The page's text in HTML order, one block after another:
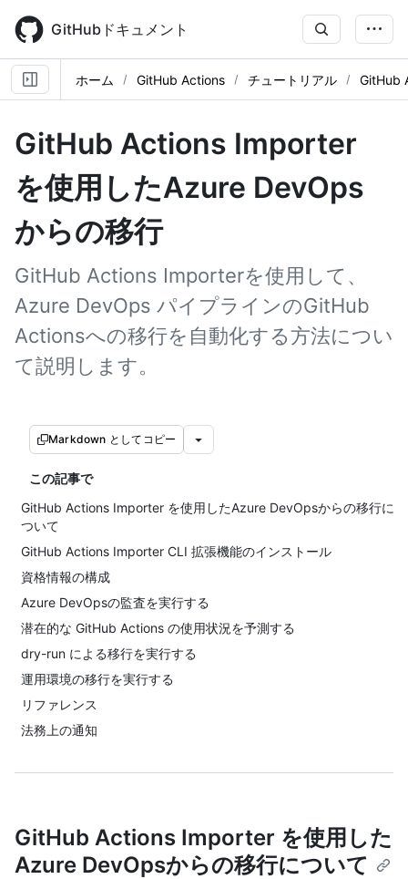
main
content
GitHubドキュメント
ホーム GitHub Actions チュートリアル GitHub
GitHub Actions Importer
を使用したAzure DevOps
からの移行
GitHub Actions Importerを使用して、
Azure DevOps パイプラインのGitHub
Actionsへの移行を自動化する方法につい
て説明します。
Markdown としてコピー
この記事で
GitHub Actions Importer を使用したAzure DevOpsからの移行に
ついて
GitHub Actions Importer CLI 拡張機能のインストール
資格情報の構成
Azure DevOpsの監査を実行する
潜在的な GitHub Actions の使用状況を予測する
dry-run による移行を実行する
運用環境の移行を実行する
リファレンス
法務上の通知
GitHub Actions Importer を使用した
Azure DevOpsからの移行について